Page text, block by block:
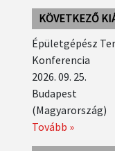
KÖVETKEZŐ
Épületgépész
Konferencia
2026. 09. 25.
Budapest
(Magyarország)
Tovább »